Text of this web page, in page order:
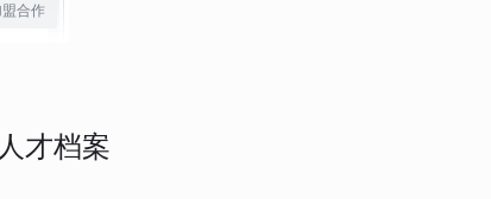
盟合作
才档案